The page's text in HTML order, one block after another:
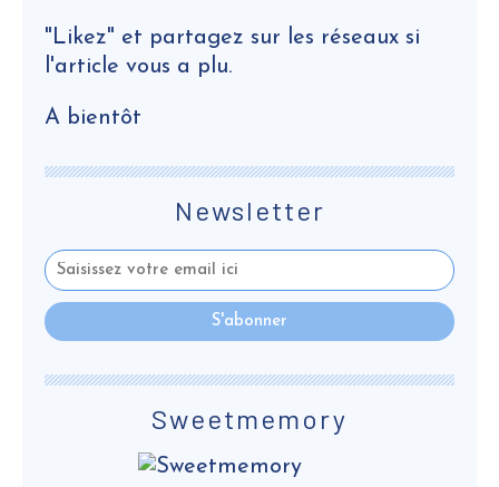
Newsletter
Sweetmemory
"Likez" et partagez sur les réseaux si
l'article vous a plu.
A bientôt